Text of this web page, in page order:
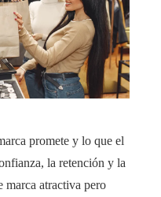
promete y lo que el
la retención y la
marca atractiva pero